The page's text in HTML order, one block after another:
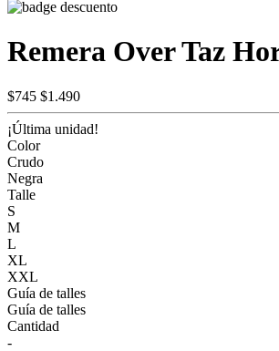
Remera Over Taz
$745 $1.490
¡Última unidad!
Color
Crudo
Negra
Talle
S
M
L
XL
XXL
Guía de talles
Guía de talles
Cantidad
-